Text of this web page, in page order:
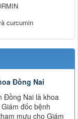
curcumin
Đồng Nai
Đồng Nai là khoa
đốc bệnh
mưu cho Giám